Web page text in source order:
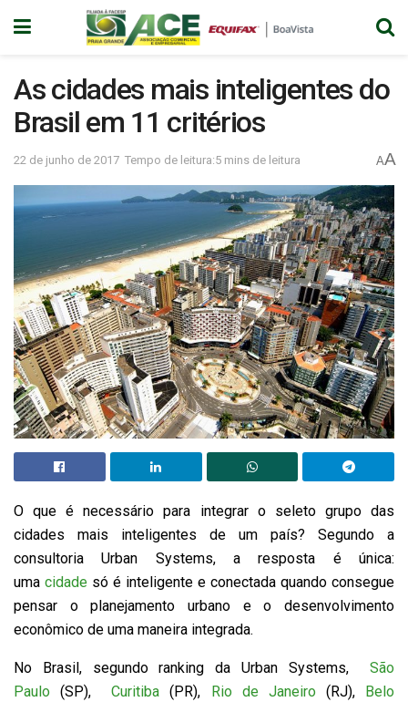
As cidades mais inteligentes do
Brasil em 11 critérios
22 de junho de 2017 Tempo de leitura:5 mins de leitura AA
O que é necessário para integrar o seleto grupo das
cidades mais inteligentes de um país? Segundo a
consultoria Urban Systems, a resposta é única:
uma cidade só é inteligente e conectada quando consegue
pensar o planejamento urbano e o desenvolvimento
econômico de uma maneira integrada.
No Brasil, segundo ranking da Urban Systems, São
Paulo (SP),Curitiba (PR), Rio de Janeiro (RJ),
Belo